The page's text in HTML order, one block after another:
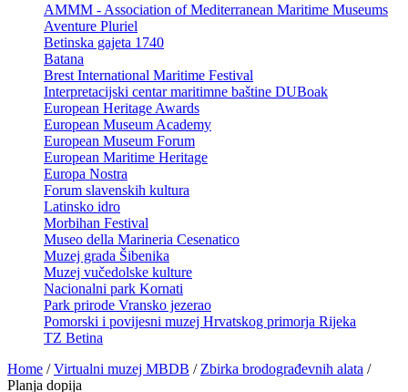
AMMM - Association of Mediterranean Maritime Museums
Aventure Pluriel
Betinska gajeta 1740
Batana
Brest International Maritime Festival
Interpretacijski centar maritimne baštine DUBoak
European Heritage Awards
European Museum Academy
European Museum Forum
European Maritime Heritage
Europa Nostra
Forum slavenskih kultura
Latinsko idro
Morbihan Festival
Museo della Marineria Cesenatico
Muzej grada Šibenika
Muzej vučedolske kulture
Nacionalni park Kornati
Park prirode Vransko jezerao
Pomorski i povijesni muzej Hrvatskog primorja Rijeka
TZ Betina
Home /Virtualni muzej MBDB / Zbirka brodograđevnih alata /
Planja dopija